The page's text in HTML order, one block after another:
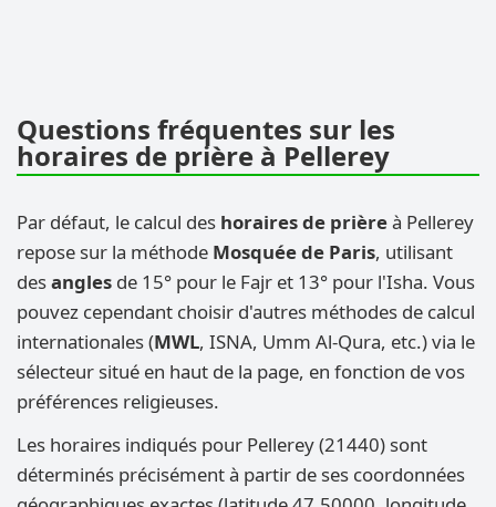
Questions fréquentes sur les
horaires de prière à Pellerey
Par défaut, le calcul des horaires de prièreà Pellerey
repose sur la méthode Mosquée de Paris, utilisant
desangles de 15° pour le Fajr et 13° pour l'Isha. Vous
pouvez cependant choisir d'autres méthodes de calcul
internationales (MWL, ISNA, Umm Al-Qura, etc.) via le
sélecteur situé en haut de la page, en fonction de vos
préférences religieuses.
Les horaires indiqués pour Pellerey (21440) sont
déterminés précisément à partir de ses coordonnées